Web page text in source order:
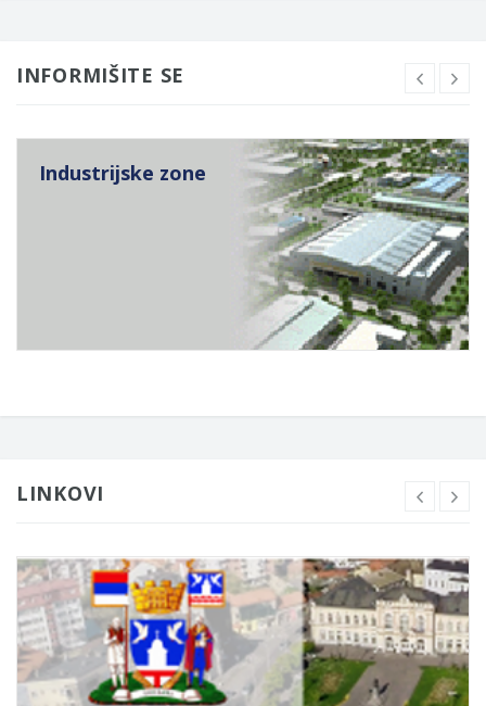
INFORMIŠITE SE
Industrijske zone
LINKOVI